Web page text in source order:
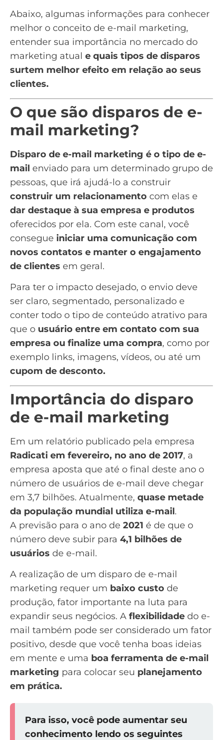
Abaixo, algumas informações para conhecer
melhor o conceito de e-mail marketing,
entender sua importância no mercado do
marketing atual e quais tipos de disparos
surtem melhor efeito em relação ao seus
clientes.
O que são disparos de e-
mail marketing?
Disparo de e-mail marketing é o tipo de e-
mail enviado para um determinado grupo de
pessoas, que irá ajudá-lo a construir
construir um relacionamento com elas e
dar destaque à sua empresa e produtos
oferecidos por ela. Com este canal, você
consegue iniciar uma comunicação com
novos contatos e manter o engajamento
de clientes em geral.
Para ter o impacto desejado, o envio deve
ser claro, segmentado, personalizado e
conter todo o tipo de conteúdo atrativo para
que o usuário entre em contato com sua
empresa ou finalize uma compra, como por
exemplo links, imagens, vídeos, ou até um
cupom de desconto.
Importância do disparo
de e-mail marketing
Em um relatório publicado pela empresa
Radicati em fevereiro, no ano de 2017, a
empresa aposta que até o final deste ano o
número de usuários de e-mail deve chegar
em 3,7 bilhões. Atualmente, quase metade
da população mundial utiliza e-mail.
A previsão para o ano de 2021 é de que o
número deve subir para 4,1 bilhões de
usuários de e-mail.
A realização de um disparo de e-mail
marketing requer um baixo custo de
produção, fator importante na luta para
expandir seus negócios. A flexibilidade do e-
mail também pode ser considerado um fator
positivo, desde que você tenha boas ideias
em mente e uma boa ferramenta de e-mail
marketing para colocar seu planejamento
em prática.
Para isso, você pode aumentar seu
conhecimento lendo os seguintes